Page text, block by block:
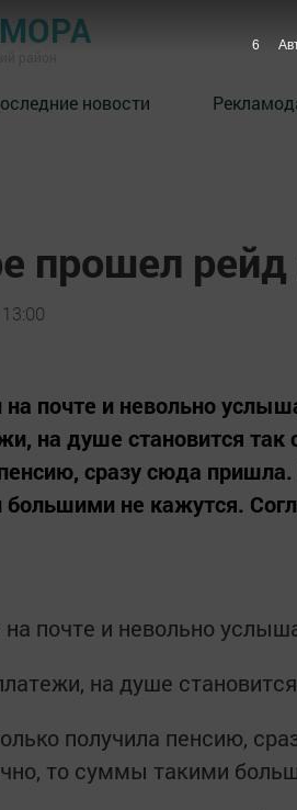
новости
прошел
на почте и невольно
на душе становится
сразу сюда
не кажутся.
почте и невольно
на душе
получила пенсию,
то суммы такими
5